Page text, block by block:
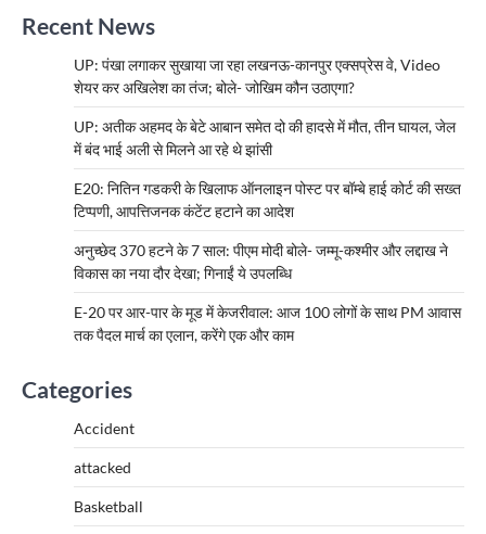
Recent News
UP: पंखा लगाकर सुखाया जा रहा लखनऊ-कानपुर एक्सप्रेस वे, Video
शेयर कर अखिलेश का तंज; बोले- जोखिम कौन उठाएगा?
UP: अतीक अहमद के बेटे आबान समेत दो की हादसे में मौत, तीन घायल, जेल
में बंद भाई अली से मिलने आ रहे थे झांसी
E20: नितिन गडकरी के खिलाफ ऑनलाइन पोस्ट पर बॉम्बे हाई कोर्ट की सख्त
टिप्पणी, आपत्तिजनक कंटेंट हटाने का आदेश
अनुच्छेद 370 हटने के 7 साल: पीएम मोदी बोले- जम्मू-कश्मीर और लद्दाख ने
विकास का नया दौर देखा; गिनाईं ये उपलब्धि
E-20 पर आर-पार के मूड में केजरीवाल: आज 100 लोगों के साथ PM आवास
तक पैदल मार्च का एलान, करेंगे एक और काम
Categories
Accident
attacked
Basketball